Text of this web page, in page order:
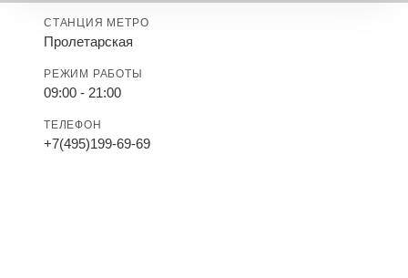
СТАНЦИЯ МЕТРО
Пролетарская
РЕЖИМ РАБОТЫ
09:00 - 21:00
ТЕЛЕФОН
+7(495)199-69-69